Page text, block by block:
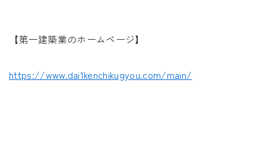
【第一建築業のホームページ】
https://www.dai1kenchikugyou.com/main/